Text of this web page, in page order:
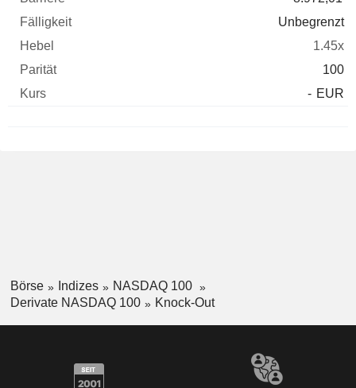
Unbegrenzt
1.45x
100
- EUR
Börse Indizes
NASDAQ 100
Derivate NASDAQ 100
Knock-Out